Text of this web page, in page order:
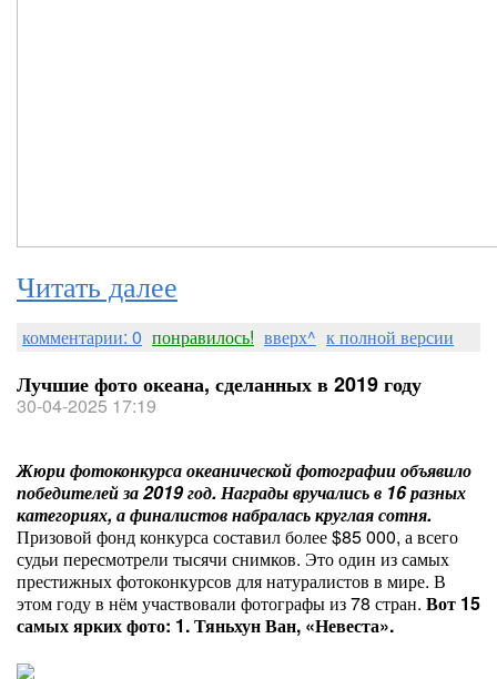
Читать далее
комментарии: 0 понравилось! вверх^ к полной версии
Лучшие фото океана, сделанных в 2019 году
30-04-2025 17:19
Жюри фотоконкурса океанической фотографии объявило
победителей за 2019 год. Награды вручались в 16 разных
категориях, а финалистов набралась круглая сотня.
Призовой фонд конкурса составил более $85 000, а всего
судьи пересмотрели тысячи снимков. Это один из самых
престижных фотоконкурсов для натуралистов в мире. В
этом году в нём участвовали фотографы из 78 стран. Вот 15
самых ярких фото: 1. Тяньхун Ван, «Невеста».